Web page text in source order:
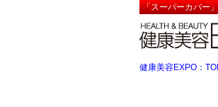
「スーパーカバー
健康美容EXPO：